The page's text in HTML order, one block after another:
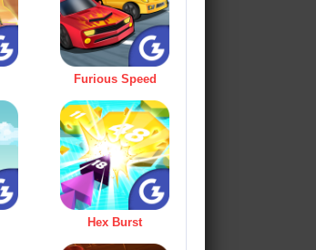
Furious Speed
Hex Burst